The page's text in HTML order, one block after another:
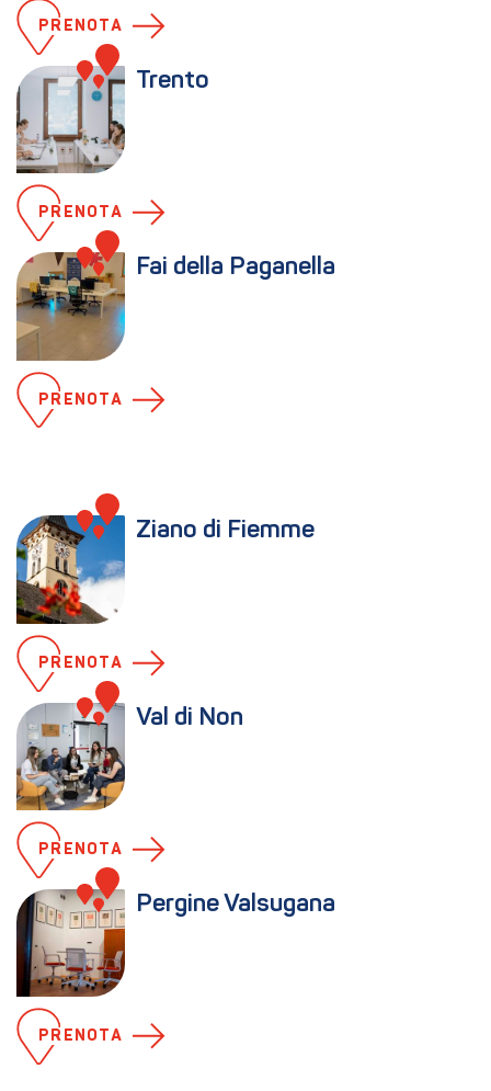
PRENOTA
Trento
PRENOTA
Fai della Paganella
PRENOTA
Ziano di Fiemme
PRENOTA
Val di Non
PRENOTA
Pergine Valsugana
PRENOTA